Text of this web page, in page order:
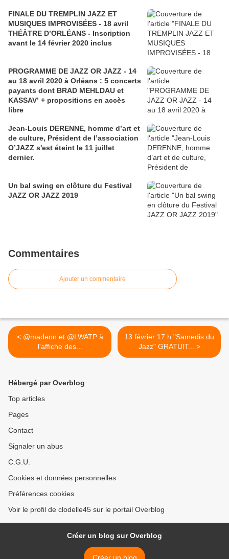
FINALE DU TREMPLIN JAZZ ET
MUSIQUES IMPROVISÉES - 18 avril
THÉÂTRE D’ORLÉANS - Inscription
avant le 14 février 2020 inclus
PROGRAMME DE JAZZ OR JAZZ - 14
au 18 avril 2020 à Orléans : 5 concerts
payants dont BRAD MEHLDAU et
KASSAV’ + propositions en accès
libre
Jean-Louis DERENNE, homme d’art et
de culture, Président de l’association
O’JAZZ s'est éteint le 11 juillet
dernier.
Un bal swing en clôture du Festival
JAZZ OR JAZZ 2019
Commentaires
Ajouter un commentaire
< @madeon et @LWATP à
l'affiche des...
13 février 17 h "Samedis du
Jazz" GRATUIT... >
Hébergé par Overblog
Top articles
Pages
Contact
Signaler un abus
C.G.U.
Cookies et données personnelles
Préférences cookies
Voir le profil de clodelle45 sur le portail Overblog
Créer un blog sur Overblog